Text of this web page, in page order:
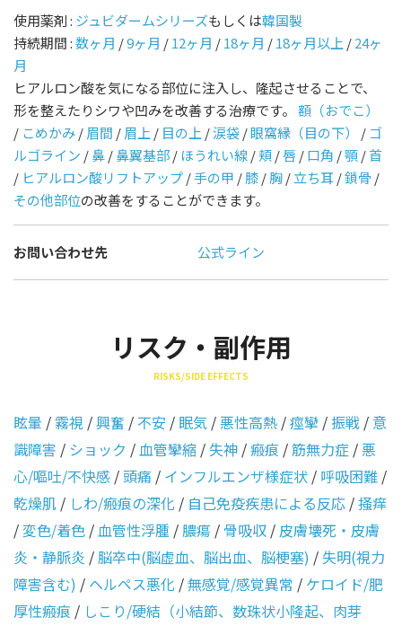
使用薬剤 : ジュビダームシリーズもしくは韓国製
持続期間 :数ヶ月 /9ヶ月 /12ヶ月 /18ヶ月 /18ヶ月以上 /24ヶ
月
ヒアルロン酸を気になる部位に注入し、隆起させることで、
形を整えたりシワや凹みを改善する治療です。 額（おでこ）
/ こめかみ/眉間 /眉上 / 目の上 /涙袋/眼窩縁（目の下） / ゴ
ルゴライン /鼻/鼻翼基部/ ほうれい線/頬/唇/口角 /顎/首
/ ヒアルロン酸リフトアップ/手の甲 /膝/胸/立ち耳/鎖骨 /
その他部位の改善をすることができます。
お問い合わせ先 公式ライン
リスク・副作用
RISKS/SIDE EFFECTS
眩暈 /霧視 /興奮 / 不安 / 眠気 /悪性高熱 /痙攣 /振戦 / 意
識障害 / ショック /血管攣縮 /失神 /瘢痕 /筋無力症 /悪
心/嘔吐/不快感 /頭痛 / インフルエンザ様症状 / 呼吸困難 /
乾燥肌 / しわ/瘢痕の深化 / 自己免疫疾患による反応 /掻痒
/変色/着色 /血管性浮腫 /膿瘍 / 骨吸収 / 皮膚壊死・皮膚
炎・静脈炎 /脳卒中(脳虚血、脳出血、脳梗塞) /失明(視力
障害含む) / ヘルペス悪化 /無感覚/感覚異常 / ケロイド/肥
厚性瘢痕 / しこり/硬結（小結節、数珠状小隆起、肉芽